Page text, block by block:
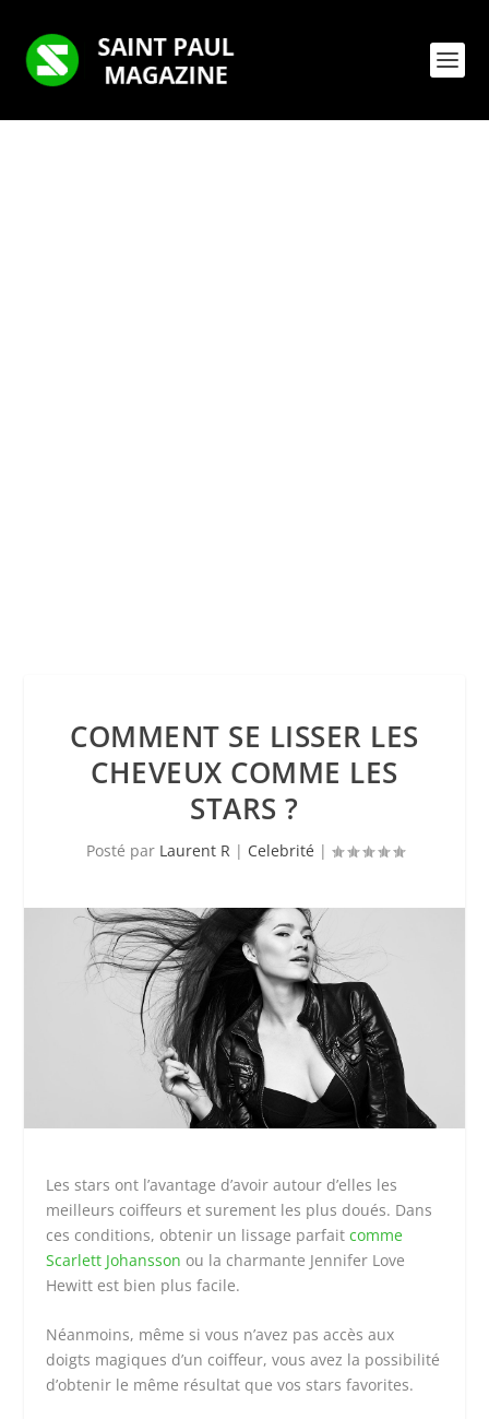
COMMENT SE LISSER LES
CHEVEUX COMME LES
STARS ?
Posté par Laurent R| Celebrité |
Les stars ont l’avantage d’avoir autour d’elles les
meilleurs coiffeurs et surement les plus doués. Dans
ces conditions, obtenir un lissage parfaitcomme
Scarlett Johansson ou la charmante Jennifer Love
Hewitt est bien plus facile.
Néanmoins, même si vous n’avez pas accès aux
doigts magiques d’un coiffeur, vous avez la possibilité
d’obtenir le même résultat que vos stars favorites.